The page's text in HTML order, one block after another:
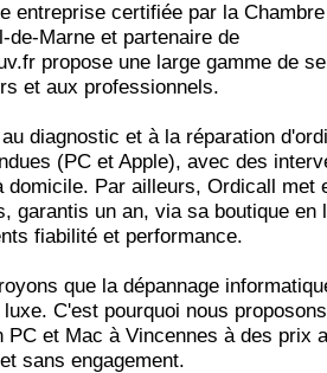
entreprise certifiée par la
de-Marne et partenaire de
propose une large gamme de
et aux professionnels.
diagnostic et à la réparation
(PC et Apple), avec des
domicile. Par ailleurs, Ordicall met
garantis un an, via sa boutique en
fiabilité et performance.
que la dépannage
C'est pourquoi nous
PC et Mac à Vincennes à des prix
sans engagement.